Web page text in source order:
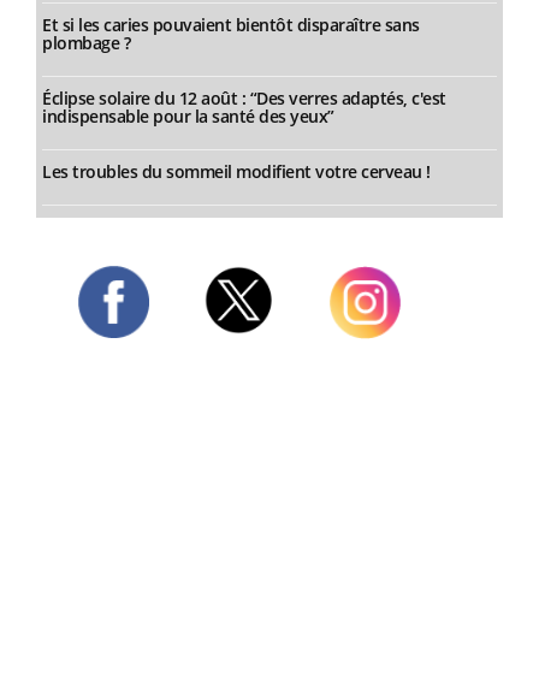
Et si les caries pouvaient bientôt disparaître sans
plombage ?
Éclipse solaire du 12 août : “Des verres adaptés, c'est
indispensable pour la santé des yeux”
Les troubles du sommeil modifient votre cerveau !